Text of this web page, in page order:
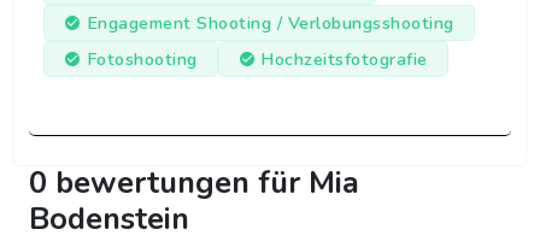
Engagement Shooting / Verlobungsshooting
Fotoshooting
Hochzeitsfotografie
0 bewertungen für Mia
Bodenstein